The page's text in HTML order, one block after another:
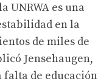
UNRWA es una
en la
de miles de
Jensehaugen,
falta de educación